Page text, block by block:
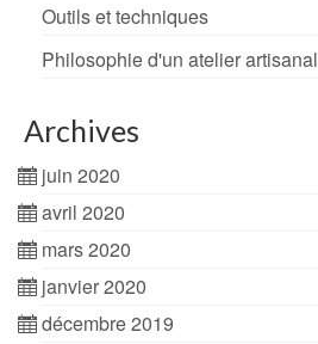
Outils et techniques
Philosophie d'un atelier artisanal
Archives
juin 2020
avril 2020
mars 2020
janvier 2020
décembre 2019